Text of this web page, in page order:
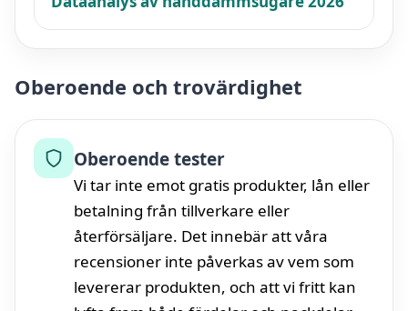
Oberoende och trovärdighet
Oberoende tester
Vi tar inte emot gratis produkter, lån eller
betalning från tillverkare eller
återförsäljare. Det innebär att våra
recensioner inte påverkas av vem som
levererar produkten, och att vi fritt kan